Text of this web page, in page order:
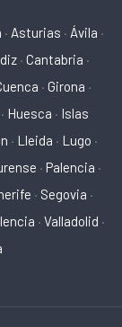
· Asturias · Ávila ·
· Cantabria ·
· Girona ·
· Huesca · Islas
· Lleida · Lugo ·
· Palencia ·
· Segovia ·
· Valladolid ·